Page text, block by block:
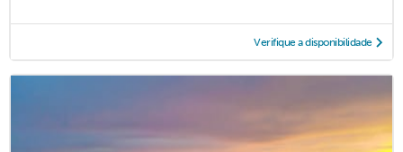
Verifique a disponibilidade